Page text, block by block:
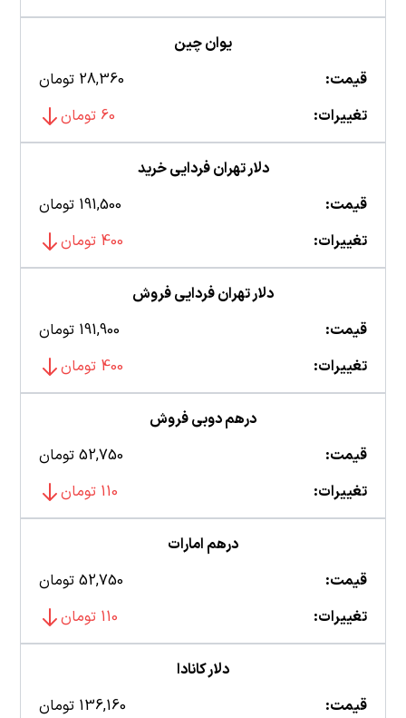
یوان چین
قیمت:
28,360 تومان
تغییرات:
60 تومان
دلار تهران فردایی خرید
قیمت:
191,500 تومان
تغییرات:
400 تومان
دلار تهران فردایی فروش
قیمت:
191,900 تومان
تغییرات:
400 تومان
درهم دوبی فروش
قیمت:
52,750 تومان
تغییرات:
110 تومان
درهم امارات
قیمت:
52,750 تومان
تغییرات:
110 تومان
دلار کانادا
قیمت:
136,160 تومان